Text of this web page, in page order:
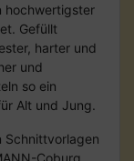
hochwertigster
Gefüllt
harter und
und
so ein
Alt und Jung.
Schnittvorlagen
Coburg